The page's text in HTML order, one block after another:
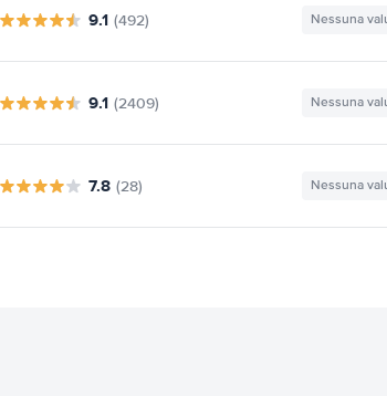
9.1 (492) Nessuna
9.1 (2409) Nessuna
7.8 (28) Nessuna